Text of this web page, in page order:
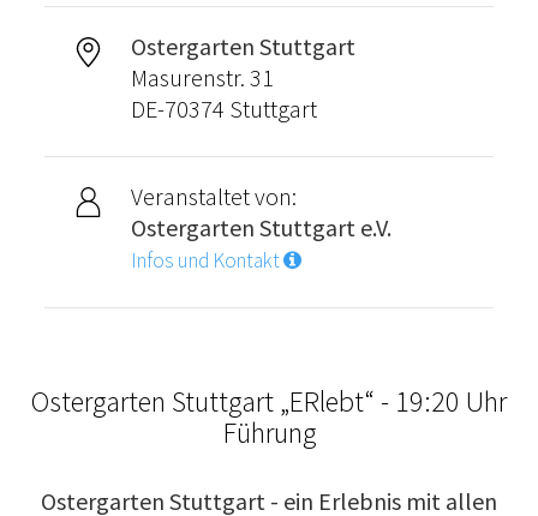
Ostergarten Stuttgart
Masurenstr. 31
DE-70374 Stuttgart
Veranstaltet von:
Ostergarten Stuttgart e.V.
Infos und Kontakt
Ostergarten Stuttgart „ERlebt“ - 19:20 Uhr
Führung
Ostergarten Stuttgart - ein Erlebnis mit allen